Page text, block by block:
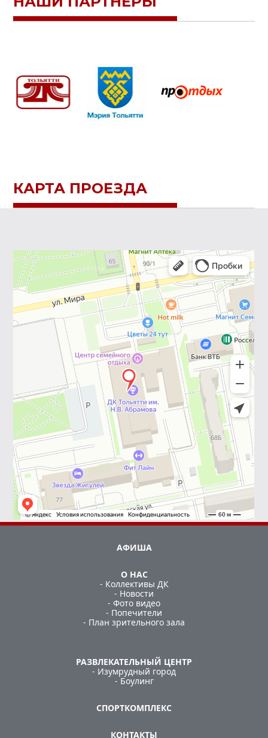
КАРТА ПРОЕЗДА
АФИША
О НАС
- Коллективы ДК
- Новости
- Фото видео
- Попечители
- План зрительного зала
РАЗВЛЕКАТЕЛЬНЫЙ ЦЕНТР
- Изумрудный город
- Боулинг
СПОРТКОМПЛЕКС
КОНТАКТЫ